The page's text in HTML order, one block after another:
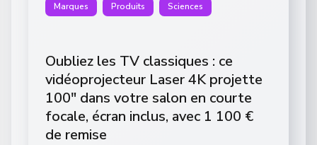
Marques Produits Sciences
Oubliez les TV classiques : ce
vidéoprojecteur Laser 4K projette
100″ dans votre salon en courte
focale, écran inclus, avec 1 100 €
de remise